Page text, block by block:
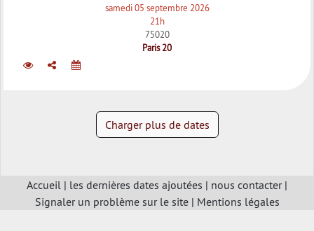
samedi 05 septembre 2026
21h
75020
Paris 20
Charger plus de dates
Accueil | les dernières dates ajoutées | nous contacter|
Signaler un problème sur le site| Mentions légales